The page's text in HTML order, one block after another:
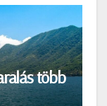
több